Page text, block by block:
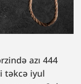
azı 444
təkcə iyul